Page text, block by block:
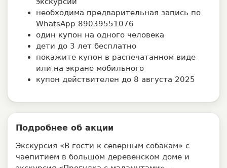
необходима предварительная запись по
WhatsApp 89039551076
один купон на одного человека
дети до 3 лет бесплатно
покажите купон в распечатанном виде
или на экране мобильного
купон действителен до 8 августа 2025
Подробнее об акции
Экскурсия «В гости к северным собакам» с
чаепитием в большом деревенском доме и